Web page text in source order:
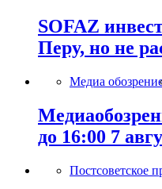
SOFAZ
Перу, но не
Медиа
до 16:00 7
Постсоветское